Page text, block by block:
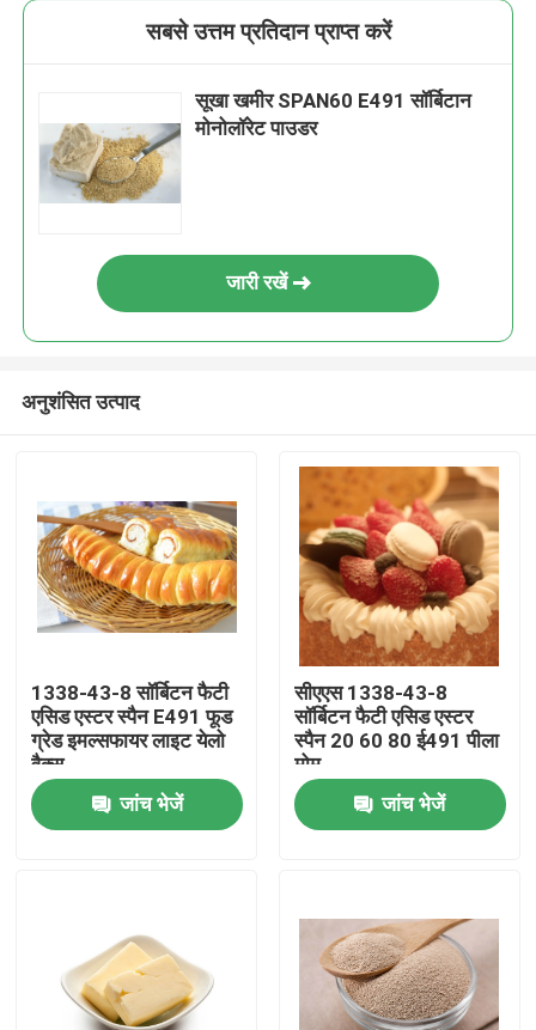
वीडियो
सबसे उत्तम प्रतिदान प्राप्त करें
सूखा खमीर SPAN60 E491 सॉर्बिटान
मोनोलॉरेट पाउडर
जारी रखें
अनुशंसित उत्पाद
1338-43-8 सॉर्बिटन फैटी
एसिड एस्टर स्पैन E491 फूड
ग्रेड इमल्सफायर लाइट येलो
वैक्स
जांच भेजें
सीएएस 1338-43-8
सॉर्बिटन फैटी एसिड एस्टर
स्पैन 20 60 80 ई491 पीला
मोम
जांच भेजें